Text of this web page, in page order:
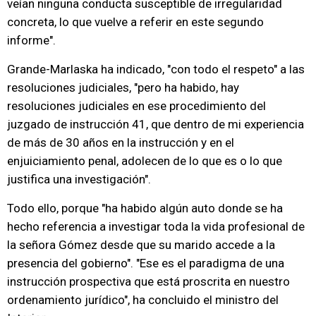
veían ninguna conducta susceptible de irregularidad
concreta, lo que vuelve a referir en este segundo
informe".
Grande-Marlaska ha indicado, "con todo el respeto" a las
resoluciones judiciales, "pero ha habido, hay
resoluciones judiciales en ese procedimiento del
juzgado de instrucción 41, que dentro de mi experiencia
de más de 30 años en la instrucción y en el
enjuiciamiento penal, adolecen de lo que es o lo que
justifica una investigación".
Todo ello, porque "ha habido algún auto donde se ha
hecho referencia a investigar toda la vida profesional de
la señora Gómez desde que su marido accede a la
presencia del gobierno". "Ese es el paradigma de una
instrucción prospectiva que está proscrita en nuestro
ordenamiento jurídico", ha concluido el ministro del